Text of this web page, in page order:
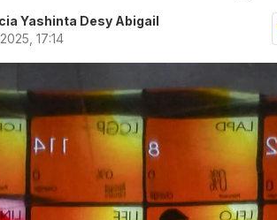
Yashinta Desy Abigail
17:14